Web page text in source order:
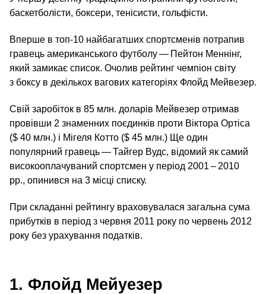
баскетболісти, боксери, тенісисти, гольфісти.
Вперше в топ-10 найбагатших спортсменів потрапив
гравець американського футболу — Пейтон Меннінг,
який замикає список. Очолив рейтинг чемпіон світу
з боксу в декількох вагових категоріях Флойд Мейвезер.
Свій заробіток в 85 млн. доларів Мейвезер отримав
провівши 2 знаменних поєдинків проти Віктора Ортіса
($ 40 млн.) і Мігеля Котто ($ 45 млн.) Ще один
популярний гравець — Тайгер Вудс, відомий як самий
високооплачуваний спортсмен у період 2001 – 2010
рр., опинився на 3 місці списку.
При складанні рейтингу враховувалася загальна сума
прибутків в період з червня 2011 року по червень 2012
року без урахування податків.
1. Флойд Мейуезер